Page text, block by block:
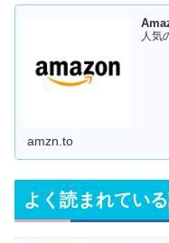
人気
amzn.to
よく読まれてい